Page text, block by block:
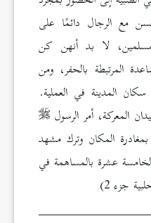
مع الرجال دائمًا على
لا بد أنهن كن
المرتبطة بالحفر، ومن
المدينة في العملية.
المعركة، أمر الرسول
المكان وترك مشهد
عشرة بالمساهمة في
جزء 2)